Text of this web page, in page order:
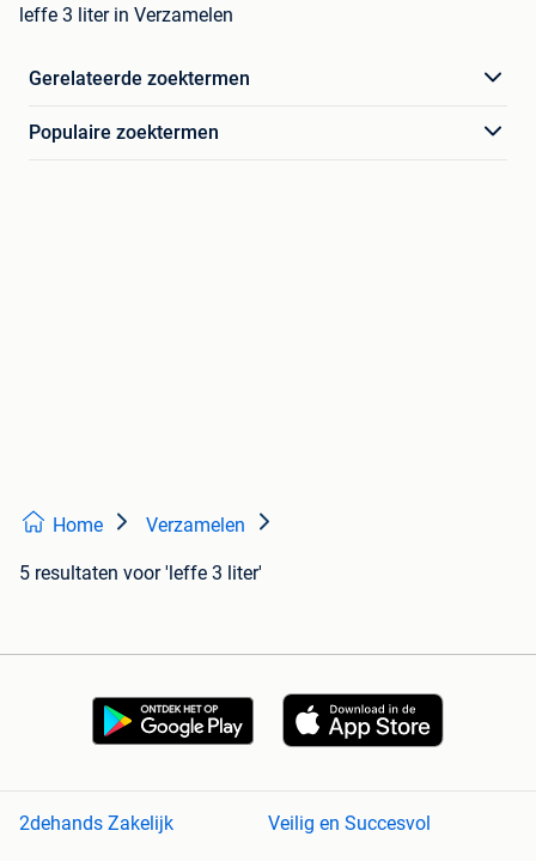
leffe 3 liter in Verzamelen
Gerelateerde zoektermen
Populaire zoektermen
Home Verzamelen
5 resultaten voor 'leffe 3 liter'
2dehands Zakelijk
Veilig en Succesvol